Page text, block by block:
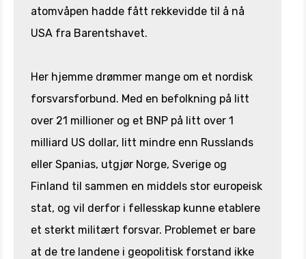
atomvåpen hadde fått rekkevidde til å nå
USA fra Barentshavet.
Her hjemme drømmer mange om et nordisk
forsvarsforbund. Med en befolkning på litt
over 21 millioner og et BNP på litt over 1
milliard US dollar, litt mindre enn Russlands
eller Spanias, utgjør Norge, Sverige og
Finland til sammen en middels stor europeisk
stat, og vil derfor i fellesskap kunne etablere
et sterkt militært forsvar. Problemet er bare
at de tre landene i geopolitisk forstand ikke